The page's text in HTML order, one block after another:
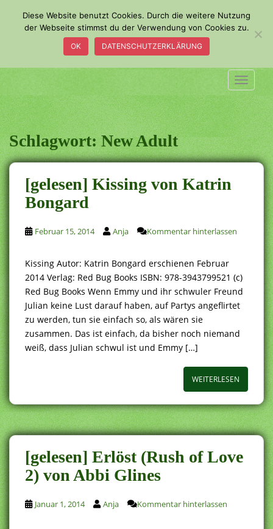
a
i
n
c
o
n
t
e
n
t
Schlagwort:New Adult
[gelesen] Kissing von Katrin
Bongard
Februar 15, 2014 Anja Kommentar hinterlassen
Kissing Autor: Katrin Bongard erschienen Februar
2014 Verlag: Red Bug Books ISBN: 978-3943799521 (c)
Red Bug Books Wenn Emmy und ihr schwuler Freund
Julian keine Lust darauf haben, auf Partys angeflirtet
zu werden, tun sie einfach so, als wären sie
zusammen. Das ist einfach, da bisher noch niemand
weiß, dass Julian schwul ist und Emmy […]
WEITERLESEN
[gelesen] Erlöst (Rush of Love
2) von Abbi Glines
Januar 1, 2014 Anja Kommentar hinterlassen
Diese Website benutzt Cookies. Durch die weitere Nutzung
der Webseite stimmst du der Verwendung von Cookies zu.
OK DATENSCHUTZERKLÄRUNG